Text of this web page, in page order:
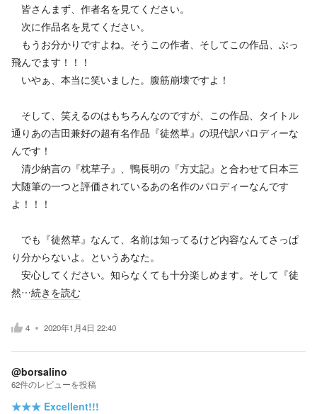
皆さんまず、作者名を見てください。
次に作品名を見てください。
もうお分かりですよね。そうこの作者、そしてこの作品、ぶっ
飛んでます！！！
いやぁ、本当に笑いました。腹筋崩壊ですよ！
そして、笑えるのはもちろんなのですが、この作品、タイトル
通りあの吉田兼好の超有名作品『徒然草』の現代訳パロディーな
んです！
清少納言の『枕草子』、鴨長明の『方丈記』と合わせて日本三
大随筆の一つと評価されているあの名作のパロディーなんです
よ！！！
でも『徒然草』なんて、名前は知ってるけど内容なんてさっぱ
り分からないよ。というあなた。
安心してください。知らなくても十分楽しめます。そして『徒
然…続きを読む
4 2020年1月4日 22:40
@borsalino
62件のレビューを投稿
★★★ Excellent!!!